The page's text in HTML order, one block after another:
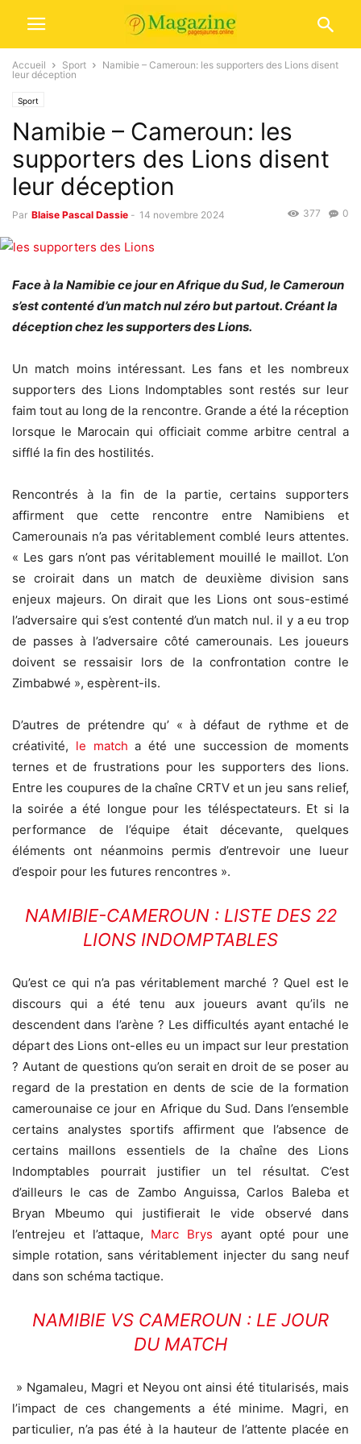
Accueil Sport
Namibie – Cameroun: les supporters des Lions disent
leur déception
Sport
Namibie – Cameroun: les
supporters des Lions disent
leur déception
Par Blaise Pascal Dassie - 14 novembre 2024 0
377
Face à la Namibie ce jour en Afrique du Sud, le Cameroun
s’est contenté d’un match nul zéro but partout. Créant la
déception chez les supporters des Lions.
Un match moins intéressant. Les fans et les nombreux
supporters des Lions Indomptables sont restés sur leur
faim tout au long de la rencontre. Grande a été la réception
lorsque le Marocain qui officiait comme arbitre central a
sifflé la fin des hostilités.
Rencontrés à la fin de la partie, certains supporters
affirment que cette rencontre entre Namibiens et
Camerounais n’a pas véritablement comblé leurs attentes.
« Les gars n’ont pas véritablement mouillé le maillot. L’on
se croirait dans un match de deuxième division sans
enjeux majeurs. On dirait que les Lions ont sous-estimé
l’adversaire qui s’est contenté d’un match nul. il y a eu trop
de passes à l’adversaire côté camerounais. Les joueurs
doivent se ressaisir lors de la confrontation contre le
Zimbabwé », espèrent-ils.
D’autres de prétendre qu’ « à défaut de rythme et de
créativité, le match a été une succession de moments
ternes et de frustrations pour les supporters des lions.
Entre les coupures de la chaîne CRTV et un jeu sans relief,
la soirée a été longue pour les téléspectateurs. Et si la
performance de l’équipe était décevante, quelques
éléments ont néanmoins permis d’entrevoir une lueur
d’espoir pour les futures rencontres ».
NAMIBIE-CAMEROUN : LISTE DES 22
LIONS INDOMPTABLES
Qu’est ce qui n’a pas véritablement marché ? Quel est le
discours qui a été tenu aux joueurs avant qu’ils ne
descendent dans l’arène ? Les difficultés ayant entaché le
départ des Lions ont-elles eu un impact sur leur prestation
? Autant de questions qu’on serait en droit de se poser au
regard de la prestation en dents de scie de la formation
camerounaise ce jour en Afrique du Sud. Dans l’ensemble
certains analystes sportifs affirment que l’absence de
certains maillons essentiels de la chaîne des Lions
Indomptables pourrait justifier un tel résultat. C’est
d’ailleurs le cas de Zambo Anguissa, Carlos Baleba et
Bryan Mbeumo qui justifierait le vide observé dans
l’entrejeu et l’attaque, Marc Brys ayant opté pour une
simple rotation, sans véritablement injecter du sang neuf
dans son schéma tactique.
NAMIBIE VS CAMEROUN : LE JOUR
DU MATCH
» Ngamaleu, Magri et Neyou ont ainsi été titularisés, mais
l’impact de ces changements a été minime. Magri, en
particulier, n’a pas été à la hauteur de l’attente placée en